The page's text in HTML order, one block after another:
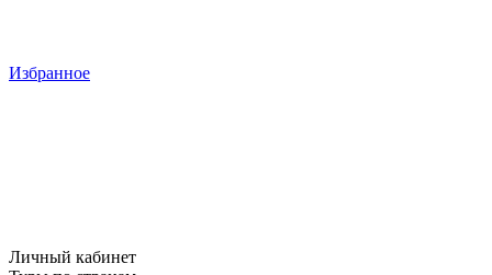
Избранное
Личный кабинет